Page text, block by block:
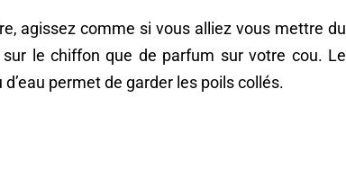
agissez comme si vous alliez vous mettre du
le chiffon que de parfum sur votre cou. Le
permet de garder les poils collés.